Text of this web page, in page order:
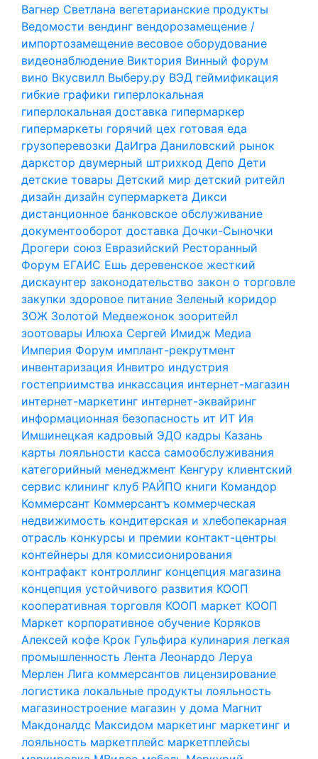
Вагнер Светлана вегетарианские продукты
Ведомости вендинг вендорозамещение /
импортозамещение весовое оборудование
видеонаблюдение Виктория Винный форум
вино Вкусвилл Выберу.ру ВЭД геймификация
гибкие графики гиперлокальная
гиперлокальная доставка гипермаркер
гипермаркеты горячий цех готовая еда
грузоперевозки ДаИгра Даниловский рынок
даркстор двумерный штрихкод Депо Дети
детские товары Детский мир детский ритейл
дизайн дизайн супермаркета Дикси
дистанционное банковское обслуживание
документооборот доставка Дочки-Сыночки
Дрогери союз Евразийский Ресторанный
Форум ЕГАИС Ешь деревенское жесткий
дискаунтер законодательство закон о торговле
закупки здоровое питание Зеленый коридор
ЗОЖ Золотой Медвежонок зооритейл
зоотовары Илюха Сергей Имидж Медиа
Империя Форум имплант-рекрутмент
инвентаризация Инвитро индустрия
гостеприимства инкассация интернет-магазин
интернет-маркетинг интернет-эквайринг
информационная безопасность ит ИТ Ия
Имшинецкая кадровый ЭДО кадры Казань
карты лояльности касса самообслуживания
категорийный менеджмент Кенгуру клиентский
сервис клининг клуб РАЙПО книги Командор
Коммерсант Коммерсантъ коммерческая
недвижимость кондитерская и хлебопекарная
отрасль конкурсы и премии контакт-центры
контейнеры для комиссионирования
контрафакт контроллинг концепция магазина
концепция устойчивого развития КООП
кооперативная торговля КООП маркет КООП
Маркет корпоративное обучение Коряков
Алексей кофе Крок Гульфира кулинария легкая
промышленность Лента Леонардо Леруа
Мерлен Лига коммерсантов лицензирование
логистика локальные продукты лояльность
магазиностроение магазин у дома Магнит
Макдоналдс Максидом маркетинг маркетинг и
лояльность маркетплейс маркетплейсы